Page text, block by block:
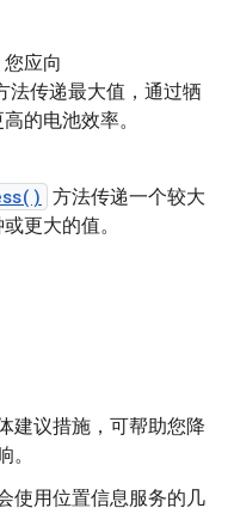
应向
法传递最大值，通过牺
的电池效率。
方法传递一个较大
更大的值。
建议措施，可帮助您降
使用位置信息服务的几